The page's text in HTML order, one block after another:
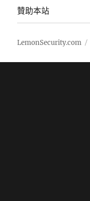
贊助本站
LemonSecurity.com